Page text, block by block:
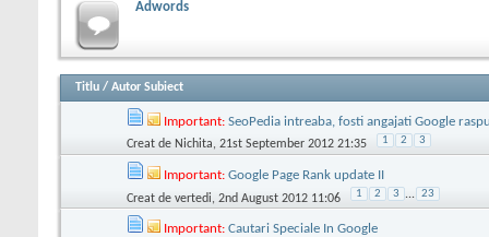
Adwords
Titlu / Autor Subiect
Important: SeoPedia intreaba, fosti angajati Google
Creat de Nichita, 21st September 2012 21:35 1 2 3
Important: Google Page Rank update II
Creat de vertedi, 2nd August 2012 11:06 1 2 3 ... 23
Important: Cautari Speciale In Google